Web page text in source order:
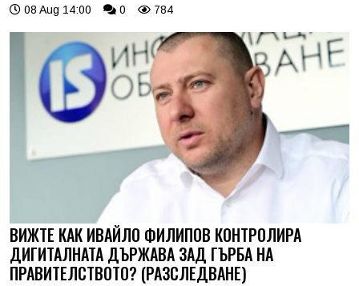
08 Aug 14:00 0 784
ВИЖТЕ КАК ИВАЙЛО ФИЛИПОВ КОНТРОЛИРА
ДИГИТАЛНАТА ДЪРЖАВА ЗАД ГЪРБА НА
ПРАВИТЕЛСТВОТО? (РАЗСЛЕДВАНЕ)